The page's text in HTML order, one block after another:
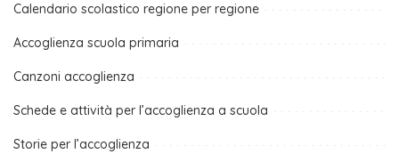
Calendario scolastico regione per regione
Accoglienza scuola primaria
Canzoni accoglienza
Schede e attività per l’accoglienza a scuola
Storie per l’accoglienza